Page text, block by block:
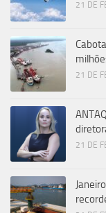
21 DE
21 DE
21 DE